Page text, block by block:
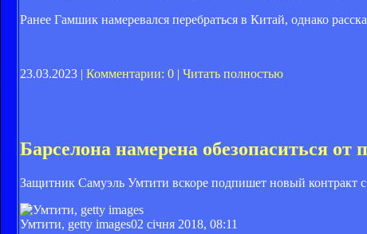
Ранее Гамшик намеревался перебраться в Китай, однако
23.03.2023 | Комментарии: 0 | Читать полностью
Барселона намерена обезопаситься от
Защитник Самуэль Умтити вскоре подпишет новый контракт
Умтити, getty images02 січня 2018, 08:11